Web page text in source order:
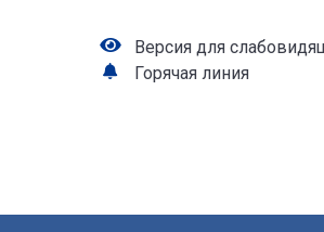
Версия для
Горячая линия